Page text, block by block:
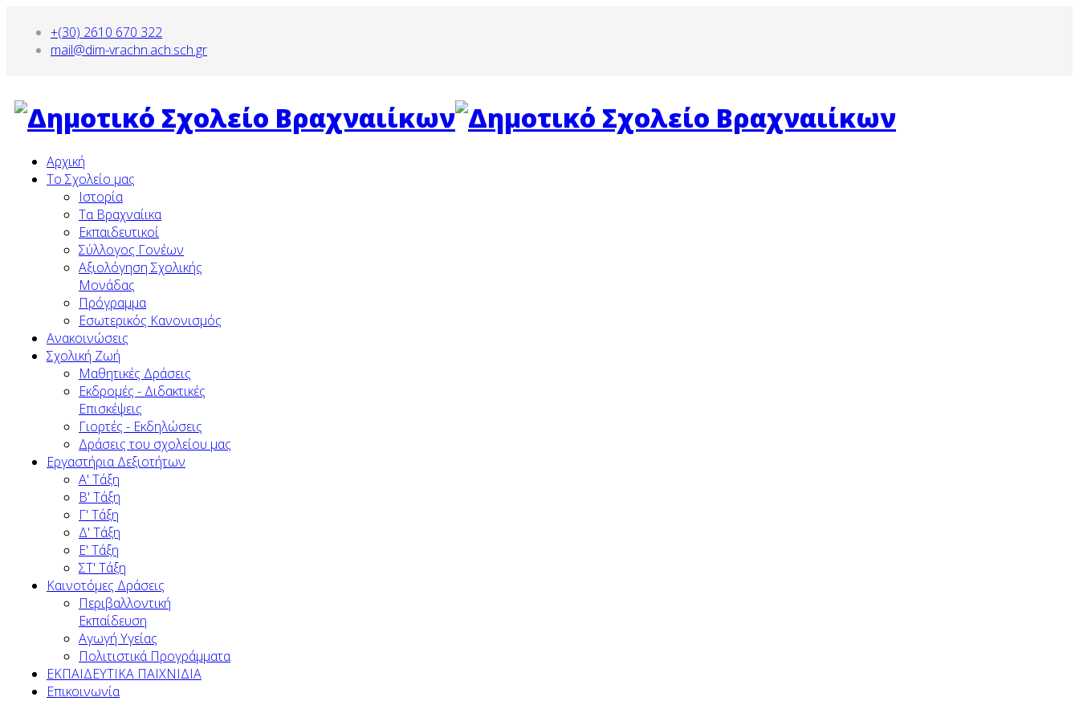
+(30) 2610 670 322
mail@dim-vrachn.ach.sch.gr
Αρχική
To Σχολείο μας
Ιστορία
Τα Βραχναίικα
Εκπαιδευτικοί
Σύλλογος Γονέων
Αξιολόγηση Σχολικής
Μονάδας
Πρόγραμμα
Εσωτερικός Κανονισμός
Ανακοινώσεις
Σχολική Ζωή
Μαθητικές Δράσεις
Εκδρομές - Διδακτικές
Επισκέψεις
Γιορτές - Εκδηλώσεις
Δράσεις του σχολείου μας
Εργαστήρια Δεξιοτήτων
Α' Τάξη
Β' Τάξη
Γ' Τάξη
Δ' Τάξη
Ε' Τάξη
ΣΤ' Τάξη
Καινοτόμες Δράσεις
Περιβαλλοντική
Εκπαίδευση
Αγωγή Υγείας
Πολιτιστικά Προγράμματα
ΕΚΠΑΙΔΕΥΤΙΚΑ ΠΑΙΧΝΙΔΙΑ
Επικοινωνία